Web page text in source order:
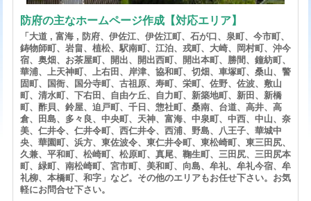
防府の主なホームページ作成【対応エリア】
「大道 , 富海 , 防府、伊佐江、伊佐江町、石が口、泉町、今市町、
鋳物師町、岩畠、植松、駅南町、江泊、戎町、大崎、岡村町、沖今
宿、奥畑、お茶屋町、開出、開出西町、開出本町、勝間、鐘紡町、
華浦、上天神町、上右田、岸津、協和町、切畑、車塚町、桑山、警
固町、国衙、国分寺町、古祖原、寿町、栄町、佐野、佐波、敷山
町、清水町、下右田、自由ケ丘、自力町、新築地町、新田、新橋
町、酢貝、鈴屋、迫戸町、千日、惣社町、桑南、台道、高井、高
倉、田島、多々良、中央町、天神、富海、中泉町、中西、中山、奈
美、仁井令、仁井令町、西仁井令、西浦、野島、八王子、華城中
央、華園町、浜方、東佐波令、東仁井令町、東松崎町、東三田尻、
久兼、平和町、松崎町、松原町、真尾、鞠生町、三田尻、三田尻本
町、緑町、南松崎町、宮市町、美和町、向島、牟礼、牟礼今宿、牟
礼柳、本橋町、和字」など。その他のエリアもお任せ下さい。お気
軽にお問合せ下さい。